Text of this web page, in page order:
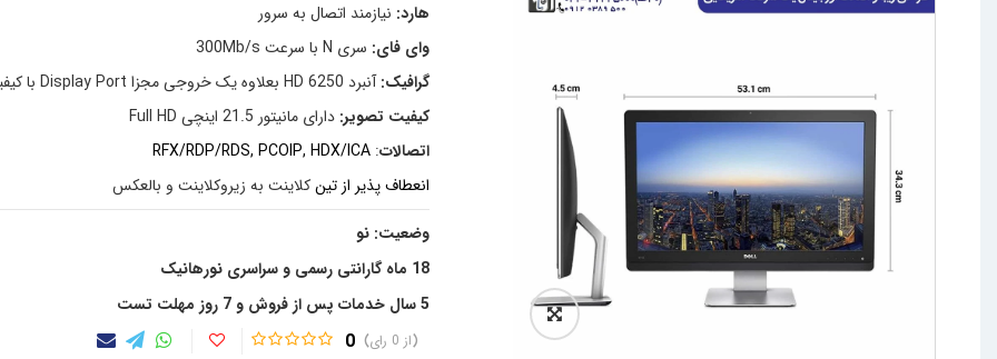
هارد: نیازمند اتصال به سرور
وای فای: سری N با سرعت 300Mb/s
گرافیک:آنبرد HD 6250 بعلاوه یک خروجی مجزا Display Port با کیفیت 4K
کیفیت تصویر: دارای مانیتور 21.5 اینچی Full HD
اتصالات:
RFX/RDP/RDS, PCOIP, HDX/ICA
انعطاف پذیر از تینکلاینت به زیروکلاینت و بالعکس
وضعیت: نو
18 ماه گارانتی رسمی و سراسری نورهانیک
5 سال خدمات پس از فروش و 7 روز مهلت تست
0 0